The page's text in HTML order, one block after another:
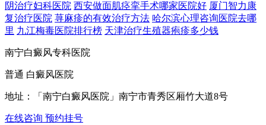
阴治疗妇科医院 西安做面肌痉挛手术哪家医院好 厦门智力康
复治疗医院 荨麻疹的有效治疗方法 哈尔滨心理咨询医院去哪
里 九江梅毒医院排行榜 天津治疗生殖器疱疹多少钱
南宁白癜风专科医院
普通 白癜风医院
地址：「南宁白癜风医院」南宁市青秀区厢竹大道8号
在线咨询 预约挂号